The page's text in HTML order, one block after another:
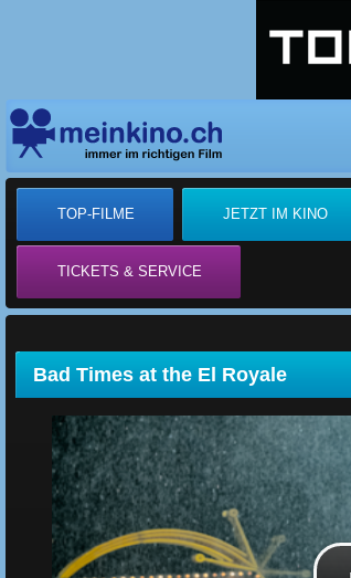
TOP-FILME JETZT IM KINO
TICKETS & SERVICE
Bad Times at the El Royale